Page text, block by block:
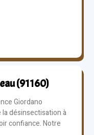
(91160)
Giordano
désinsectisation à
confiance. Notre